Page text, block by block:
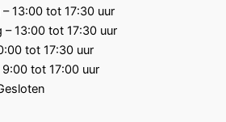
13:00 tot 17:30 uur
– 13:00 tot 17:30 uur
tot 17:30 uur
9:00 tot 17:00 uur